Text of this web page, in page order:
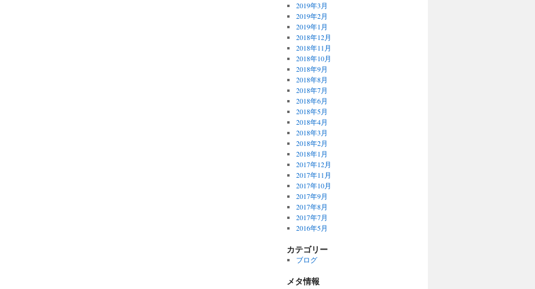
2019年3月
2019年2月
2019年1月
2018年12月
2018年11月
2018年10月
2018年9月
2018年8月
2018年7月
2018年6月
2018年5月
2018年4月
2018年3月
2018年2月
2018年1月
2017年12月
2017年11月
2017年10月
2017年9月
2017年8月
2017年7月
2016年5月
カテゴリー
ブログ
メタ情報